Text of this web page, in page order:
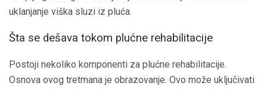
uklanjanje viška sluzi iz pluća.
Šta se dešava tokom plućne rehabilitacije
Postoji nekoliko komponenti za plućne rehabilitacije.
Osnova ovog tretmana je obrazovanje. Ovo može uključivati ​​